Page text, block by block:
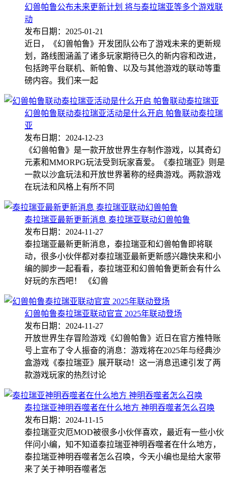
幻兽帕鲁公布未来更新计划 将与泰拉瑞亚等多个游戏联
动
发布日期：2025-01-21
近日，《幻兽帕鲁》开发团队公布了游戏未来的更新规
划，路线图涵盖了诸多玩家期待已久的新内容和改进，
包括跨平台联机、新帕鲁、以及与其他游戏的联动等重
磅内容。我们来一起
幻兽帕鲁联动泰拉瑞亚活动是什么开启 帕鲁联动泰拉瑞
亚
发布日期：2024-12-23
《幻兽帕鲁》是一款开放世界生存制作游戏，以其奇幻
元素和MMORPG玩法受到玩家喜爱。《泰拉瑞亚》则是
一款以沙盒玩法和开放世界著称的经典游戏。两款游戏
在玩法和风格上有所不同
泰拉瑞亚最新更新消息 泰拉瑞亚联动幻兽帕鲁
发布日期：2024-11-27
泰拉瑞亚最新更新消息，泰拉瑞亚和幻兽帕鲁即将联
动，很多小伙伴都对泰拉瑞亚最新更新感兴趣快来和小
编的脚步一起看看，泰拉瑞亚和幻兽帕鲁更新会有什么
好玩的东西吧！ 《幻兽
幻兽帕鲁泰拉瑞亚联动官宣 2025年联动登场
发布日期：2024-11-27
开放世界生存冒险游戏《幻兽帕鲁》近日在官方推特账
号上宣布了令人振奋的消息：游戏将在2025年与经典沙
盒游戏《泰拉瑞亚》展开联动！这一消息迅速引发了两
款游戏玩家的热烈讨论
泰拉瑞亚神明吞噬者在什么地方 神明吞噬者怎么召唤
发布日期：2024-11-15
泰拉瑞亚灾厄MOD被很多小伙伴喜欢，最近有一些小伙
伴问小编，知不知道泰拉瑞亚神明吞噬者在什么地方，
泰拉瑞亚神明吞噬者怎么召唤，今天小编也是给大家带
来了关于神明吞噬者怎